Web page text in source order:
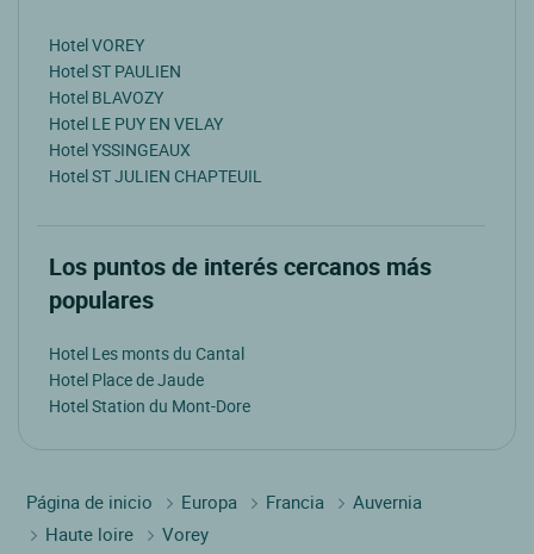
Hotel VOREY
Hotel ST PAULIEN
Hotel BLAVOZY
Hotel LE PUY EN VELAY
Hotel YSSINGEAUX
Hotel ST JULIEN CHAPTEUIL
Los puntos de interés cercanos más
populares
Hotel Les monts du Cantal
Hotel Place de Jaude
Hotel Station du Mont-Dore
Página de inicio Europa Francia
Auvernia
Haute loire
Vorey